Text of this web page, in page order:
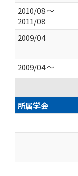
2010/08 ～
2011/08
2009/04
2009/04 ～
所属学会